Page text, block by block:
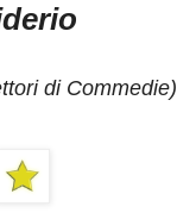
di Commedie)